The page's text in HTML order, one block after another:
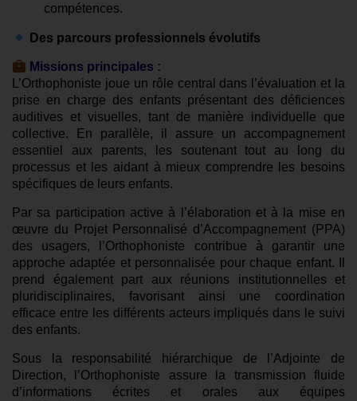
compétences.
Des parcours professionnels évolutifs
Missions principales :
L’Orthophoniste joue un rôle central dans l’évaluation et la
prise en charge des enfants présentant des déficiences
auditives et visuelles, tant de manière individuelle que
collective. En parallèle, il assure un accompagnement
essentiel aux parents, les soutenant tout au long du
processus et les aidant à mieux comprendre les besoins
spécifiques de leurs enfants.
Par sa participation active à l’élaboration et à la mise en
œuvre du Projet Personnalisé d’Accompagnement (PPA)
des usagers, l’Orthophoniste contribue à garantir une
approche adaptée et personnalisée pour chaque enfant. Il
prend également part aux réunions institutionnelles et
pluridisciplinaires, favorisant ainsi une coordination
efficace entre les différents acteurs impliqués dans le suivi
des enfants.
Sous la responsabilité hiérarchique de l’Adjointe de
Direction, l’Orthophoniste assure la transmission fluide
d’informations écrites et orales aux équipes